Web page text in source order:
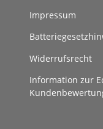
Impressum
Widerrufsrecht
Information zur